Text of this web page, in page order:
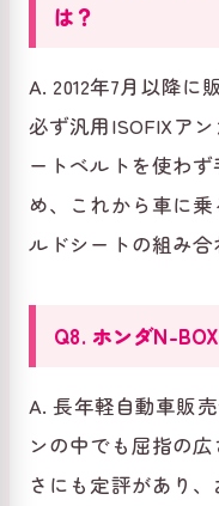
は？
A. 2012年7月以降に
必ず汎用ISOFIXア
ートベルトを使わ
め、これから車に乗
ルドシートの組み合
Q8. ホンダN-
A. 長年軽自動車販
ンの中でも屈指の
さにも定評があり